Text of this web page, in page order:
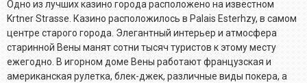
Одно из лучших казино города расположено на известном
Krtner Strasse. Казино расположилось в Palais Esterhzy, в самом
центре старого города. Элегантный интерьер и атмосфера
старинной Вены манят сотни тысяч туристов к этому месту
ежегодно. В игорном доме Вены работают французская и
американская рулетка, блек-джек, различные виды покера, а